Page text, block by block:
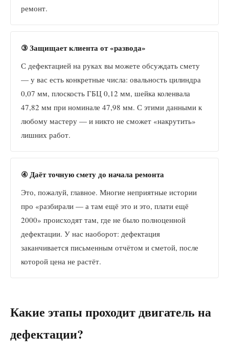
ремонт.
③ Защищает клиента от «развода»
С дефектацией на руках вы можете обсуждать смету
— у вас есть конкретные числа: овальность цилиндра
0,07 мм, плоскость ГБЦ 0,12 мм, шейка коленвала
47,82 мм при номинале 47,98 мм. С этими данными к
любому мастеру — и никто не сможет «накрутить»
лишних работ.
④ Даёт точную смету до начала ремонта
Это, пожалуй, главное. Многие неприятные истории
про «разбирали — а там ещё это и это, плати ещё
2000» происходят там, где не было полноценной
дефектации. У нас наоборот: дефектация
заканчивается письменным отчётом и сметой, после
которой цена не растёт.
Какие этапы проходит двигатель на
дефектации?